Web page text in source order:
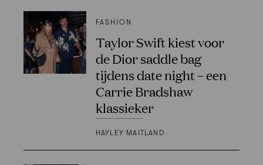
FASHION
Taylor Swift kiest voor
de Dior saddle bag
tijdens date night – een
Carrie Bradshaw
klassieker
HAYLEY MAITLAND